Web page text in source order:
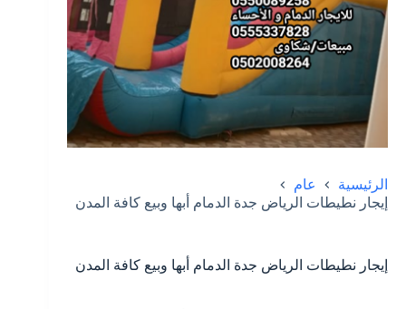
الرئيسية
عام
إيجار نطيطات الرياض جدة الدمام أبها وبيع كافة المدن
إيجار نطيطات الرياض جدة الدمام أبها وبيع كافة المدن